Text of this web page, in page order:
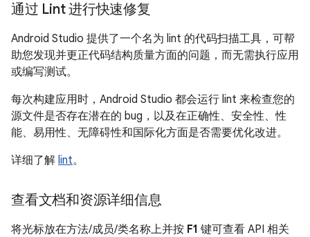
通过 Lint 进行快速修复
Android Studio 提供了一个名为 lint 的代码扫描工具，可帮
助您发现并更正代码结构质量方面的问题，而无需执行应用
或编写测试。
每次构建应用时，Android Studio 都会运行 lint 来检查您的
源文件是否存在潜在的 bug，以及在正确性、安全性、性
能、易用性、无障碍性和国际化方面是否需要优化改进。
详细了解 lint。
查看文档和资源详细信息
将光标放在方法/成员/类名称上并按 F1 键可查看 API 相关